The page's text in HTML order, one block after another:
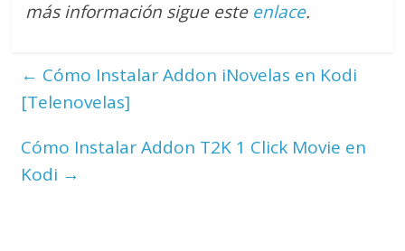
más información sigue este enlace.
← Cómo Instalar Addon iNovelas en Kodi
[Telenovelas]
Cómo Instalar Addon T2K 1 Click Movie en
Kodi →